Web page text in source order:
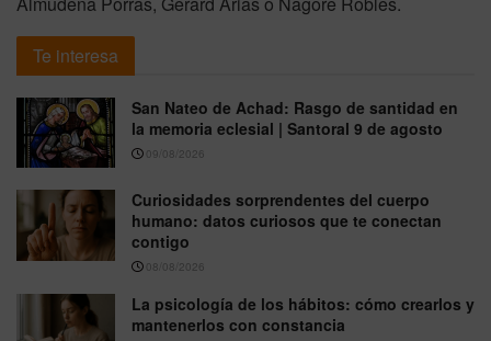
Te interesa
San Nateo de Achad: Rasgo de santidad en
la memoria eclesial | Santoral 9 de agosto
09/08/2026
Curiosidades sorprendentes del cuerpo
humano: datos curiosos que te conectan
contigo
08/08/2026
La psicología de los hábitos: cómo crearlos y
mantenerlos con constancia